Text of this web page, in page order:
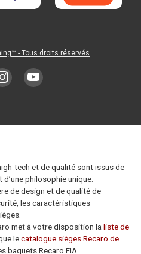
™ - Tous droits réservés
tech et de qualité sont issus de
philosophie unique.
de design et de qualité de
les caractéristiques
met à votre disposition laliste de
lecatalogue sièges Recaro de
baquets Recaro FIA